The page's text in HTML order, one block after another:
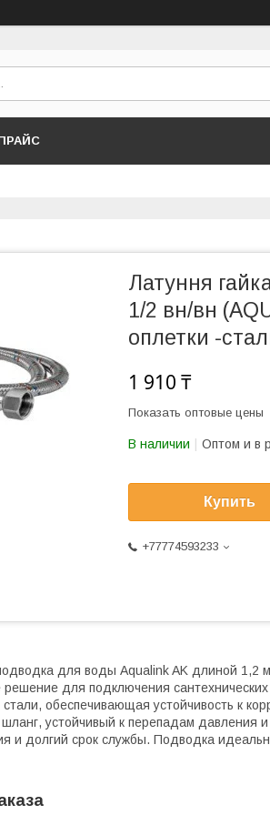
Латуння
1/2 вн/вн
оплетки -
1 910 ₸
Показать оптовые цены
В наличии Оптом и в
Купить
+77774593233
для воды Aqualink AK длиной 1,2
для подключения
обеспечивающая устойчивость к
устойчивый к перепадам давления
и долгий срок службы. Подводка